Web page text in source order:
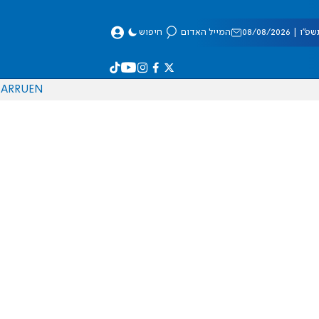
08/2026 המייל האדום חיפוש
EN
RU
AR